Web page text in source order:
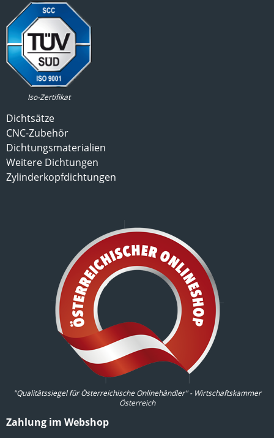
Iso-Zertifikat
Dichtsätze
CNC-Zubehör
Dichtungsmaterialien
Weitere Dichtungen
Zylinderkopfdichtungen
"Qualitätssiegel für Österreichische Onlinehändler" - Wirtschaftskammer
Österreich
Zahlung im Webshop